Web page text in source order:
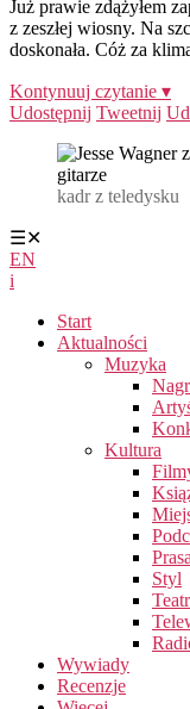
Już prawie zdążyłem
z zeszłej wiosny. Na
doskonała. Cóż za
Kontynuuj czytanie ▾
Udostępnij Tweetnij
kadr z teledysku
☰✕
EN
i
Start
Aktualności
Muzyka
Kultura
Styl
Teatr
Wywiady
Recenzje